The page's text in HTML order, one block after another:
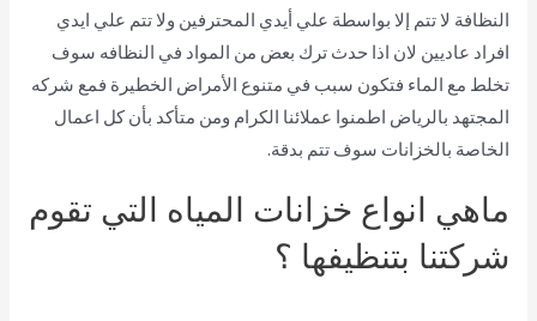
النظافة لا تتم إلا بواسطة علي أيدي المحترفين ولا تتم علي ايدي
افراد عاديين لان اذا حدث ترك بعض من المواد في النظافه سوف
تخلط مع الماء فتكون سبب في متنوع الأمراض الخطيرة فمع شركه
المجتهد بالرياض اطمنوا عملائنا الكرام ومن متأكد بأن كل اعمال
الخاصة بالخزانات سوف تتم بدقة.
ماهي انواع خزانات المياه التي تقوم
شركتنا بتنظيفها ؟